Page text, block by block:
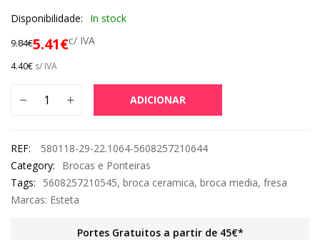
Disponibilidade: In stock
9.84€5.41€c/ IVA
4.40€ s/ IVA
ADICIONAR
REF:
580118-29-22.1064-5608257210644
Category:
Brocas e Ponteiras
Tags:
5608257210545, broca ceramica, broca media, fresa
Marcas: Esteta
Portes Gratuitos a partir de 45€*